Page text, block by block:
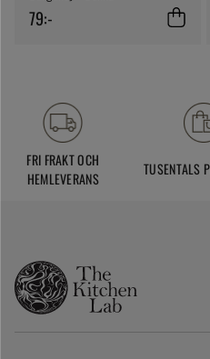
79:-
FRI FRAKT OCH
HEMLEVERANS
TUSENTALS